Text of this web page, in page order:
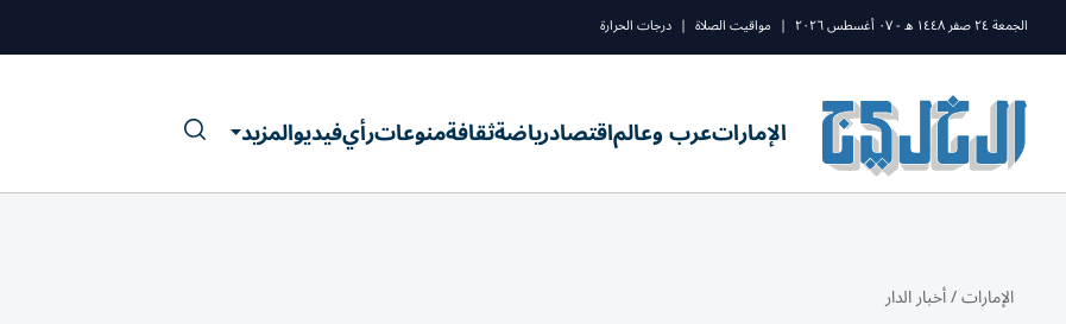
الجمعة ٢٤ صفر ١٤٤٨ ه - ٠٧ أغسطس ٢٠٢٦ | مواقيت الصلاة | درجات الحرارة
الإماراتعرب وعالماقتصادرياضةثقافةمنوعاترأيفيديوالمزيد
الإمارات/أخبار الدار